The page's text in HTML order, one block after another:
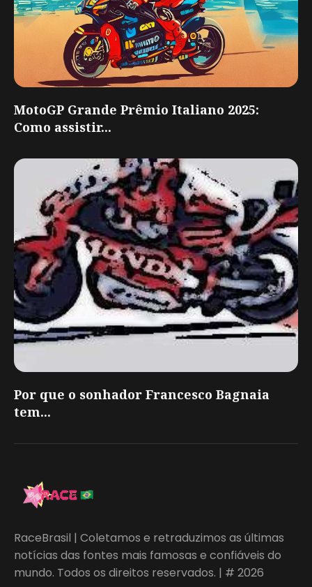
MotoGP Grande Prêmio Italiano 2025:
Como assistir...
Por que o sonhador Francesco Bagnaia
tem...
RaceBrasil | Coletamos e retraduzimos as últimas
notícias das fontes mais famosas e confiáveis do
mundo. Todos os direitos reservados. | # 2026